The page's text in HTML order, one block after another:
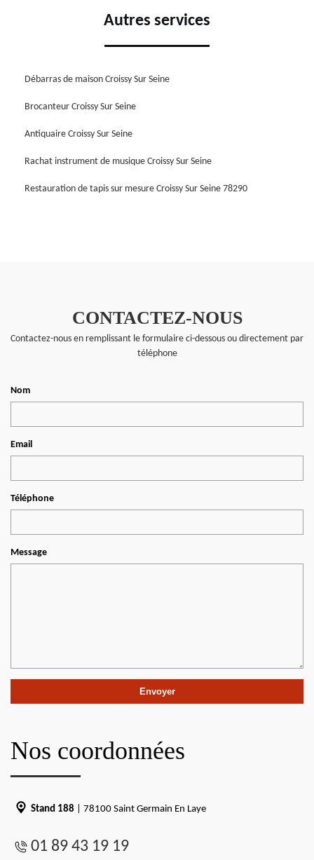
Autres services
Débarras de maison Croissy Sur Seine
Brocanteur Croissy Sur Seine
Antiquaire Croissy Sur Seine
Rachat instrument de musique Croissy Sur Seine
Restauration de tapis sur mesure Croissy Sur Seine 78290
CONTACTEZ-NOUS
Contactez-nous en remplissant le formulaire ci-dessous ou directement par
téléphone
Nom
Email
Téléphone
Message
Nos coordonnées
Stand 188 | 78100 Saint Germain En Laye
01 89 43 19 19